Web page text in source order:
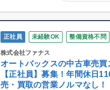
正社員 未経験OK 整備資格不問
株式会社ファナス
オートバックスの中古車売買
【正社員】募集！年間休日
売・買取の営業ノルマなし！